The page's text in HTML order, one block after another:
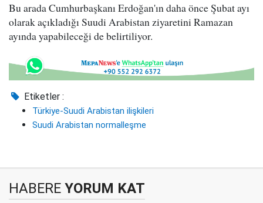
Bu arada Cumhurbaşkanı Erdoğan'ın daha önce Şubat ayı
olarak açıkladığı Suudi Arabistan ziyaretini Ramazan
ayında yapabileceği de belirtiliyor.
Etiketler :
Türkiye-Suudi Arabistan ilişkileri
Suudi Arabistan normalleşme
HABERE YORUM KAT